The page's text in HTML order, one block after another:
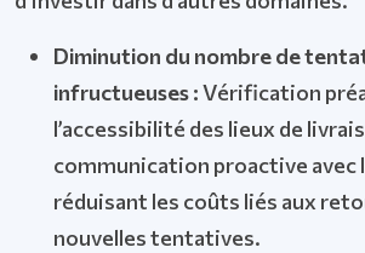
Diminution du nombre de
infructueuses :Vérification
l’accessibilité des lieux de
communication proactive avec
réduisant les coûts liés aux
nouvelles tentatives.